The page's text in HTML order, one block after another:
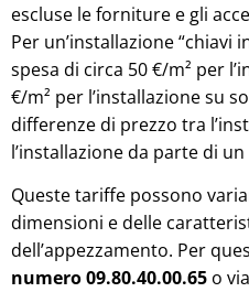
escluse le forniture e gli
Per un’installazione “chiavi
spesa di circa 50 €/m² per
€/m² per l’installazione su
differenze di prezzo tra
l’installazione da parte di
Queste tariffe possono
dimensioni e delle
dell’appezzamento. Per
numero 09.80.40.00.65 o via